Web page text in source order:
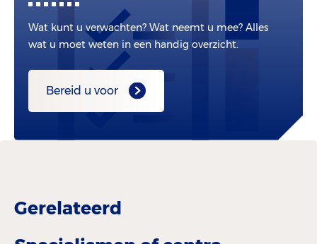
Wat kunt u verwachten? Wat neemt u mee? Alles
wat u moet weten in een handig overzicht.
Bereid u voor
Gerelateerd